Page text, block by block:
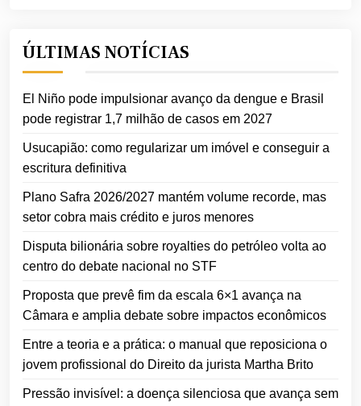
ÚLTIMAS NOTÍCIAS
El Niño pode impulsionar avanço da dengue e Brasil
pode registrar 1,7 milhão de casos em 2027
Usucapião: como regularizar um imóvel e conseguir a
escritura definitiva
Plano Safra 2026/2027 mantém volume recorde, mas
setor cobra mais crédito e juros menores
Disputa bilionária sobre royalties do petróleo volta ao
centro do debate nacional no STF
Proposta que prevê fim da escala 6×1 avança na
Câmara e amplia debate sobre impactos econômicos
Entre a teoria e a prática: o manual que reposiciona o
jovem profissional do Direito da jurista Martha Brito
Pressão invisível: a doença silenciosa que avança sem